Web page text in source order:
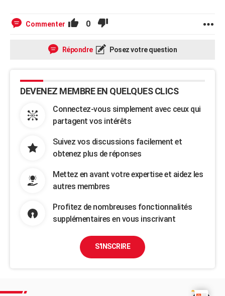
Commenter 0
Répondre Posez votre question
DEVENEZ MEMBRE EN QUELQUES CLICS
Connectez-vous simplement avec ceux qui
partagent vos intérêts
Suivez vos discussions facilement et
obtenez plus de réponses
Mettez en avant votre expertise et aidez les
autres membres
Profitez de nombreuses fonctionnalités
supplémentaires en vous inscrivant
S'INSCRIRE